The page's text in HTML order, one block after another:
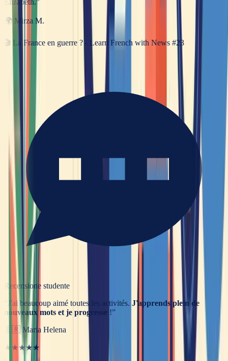
Elizabeth.”
🌍 Mirza M.
🎬 La France en guerre ? - Learn French with News #23
Recensione studente
J'ai beaucoup aimé toutes les activités. J'apprends plein de
nouveaux mots et je progresse !”
🇧🇷 Maria Helena
★★★★★